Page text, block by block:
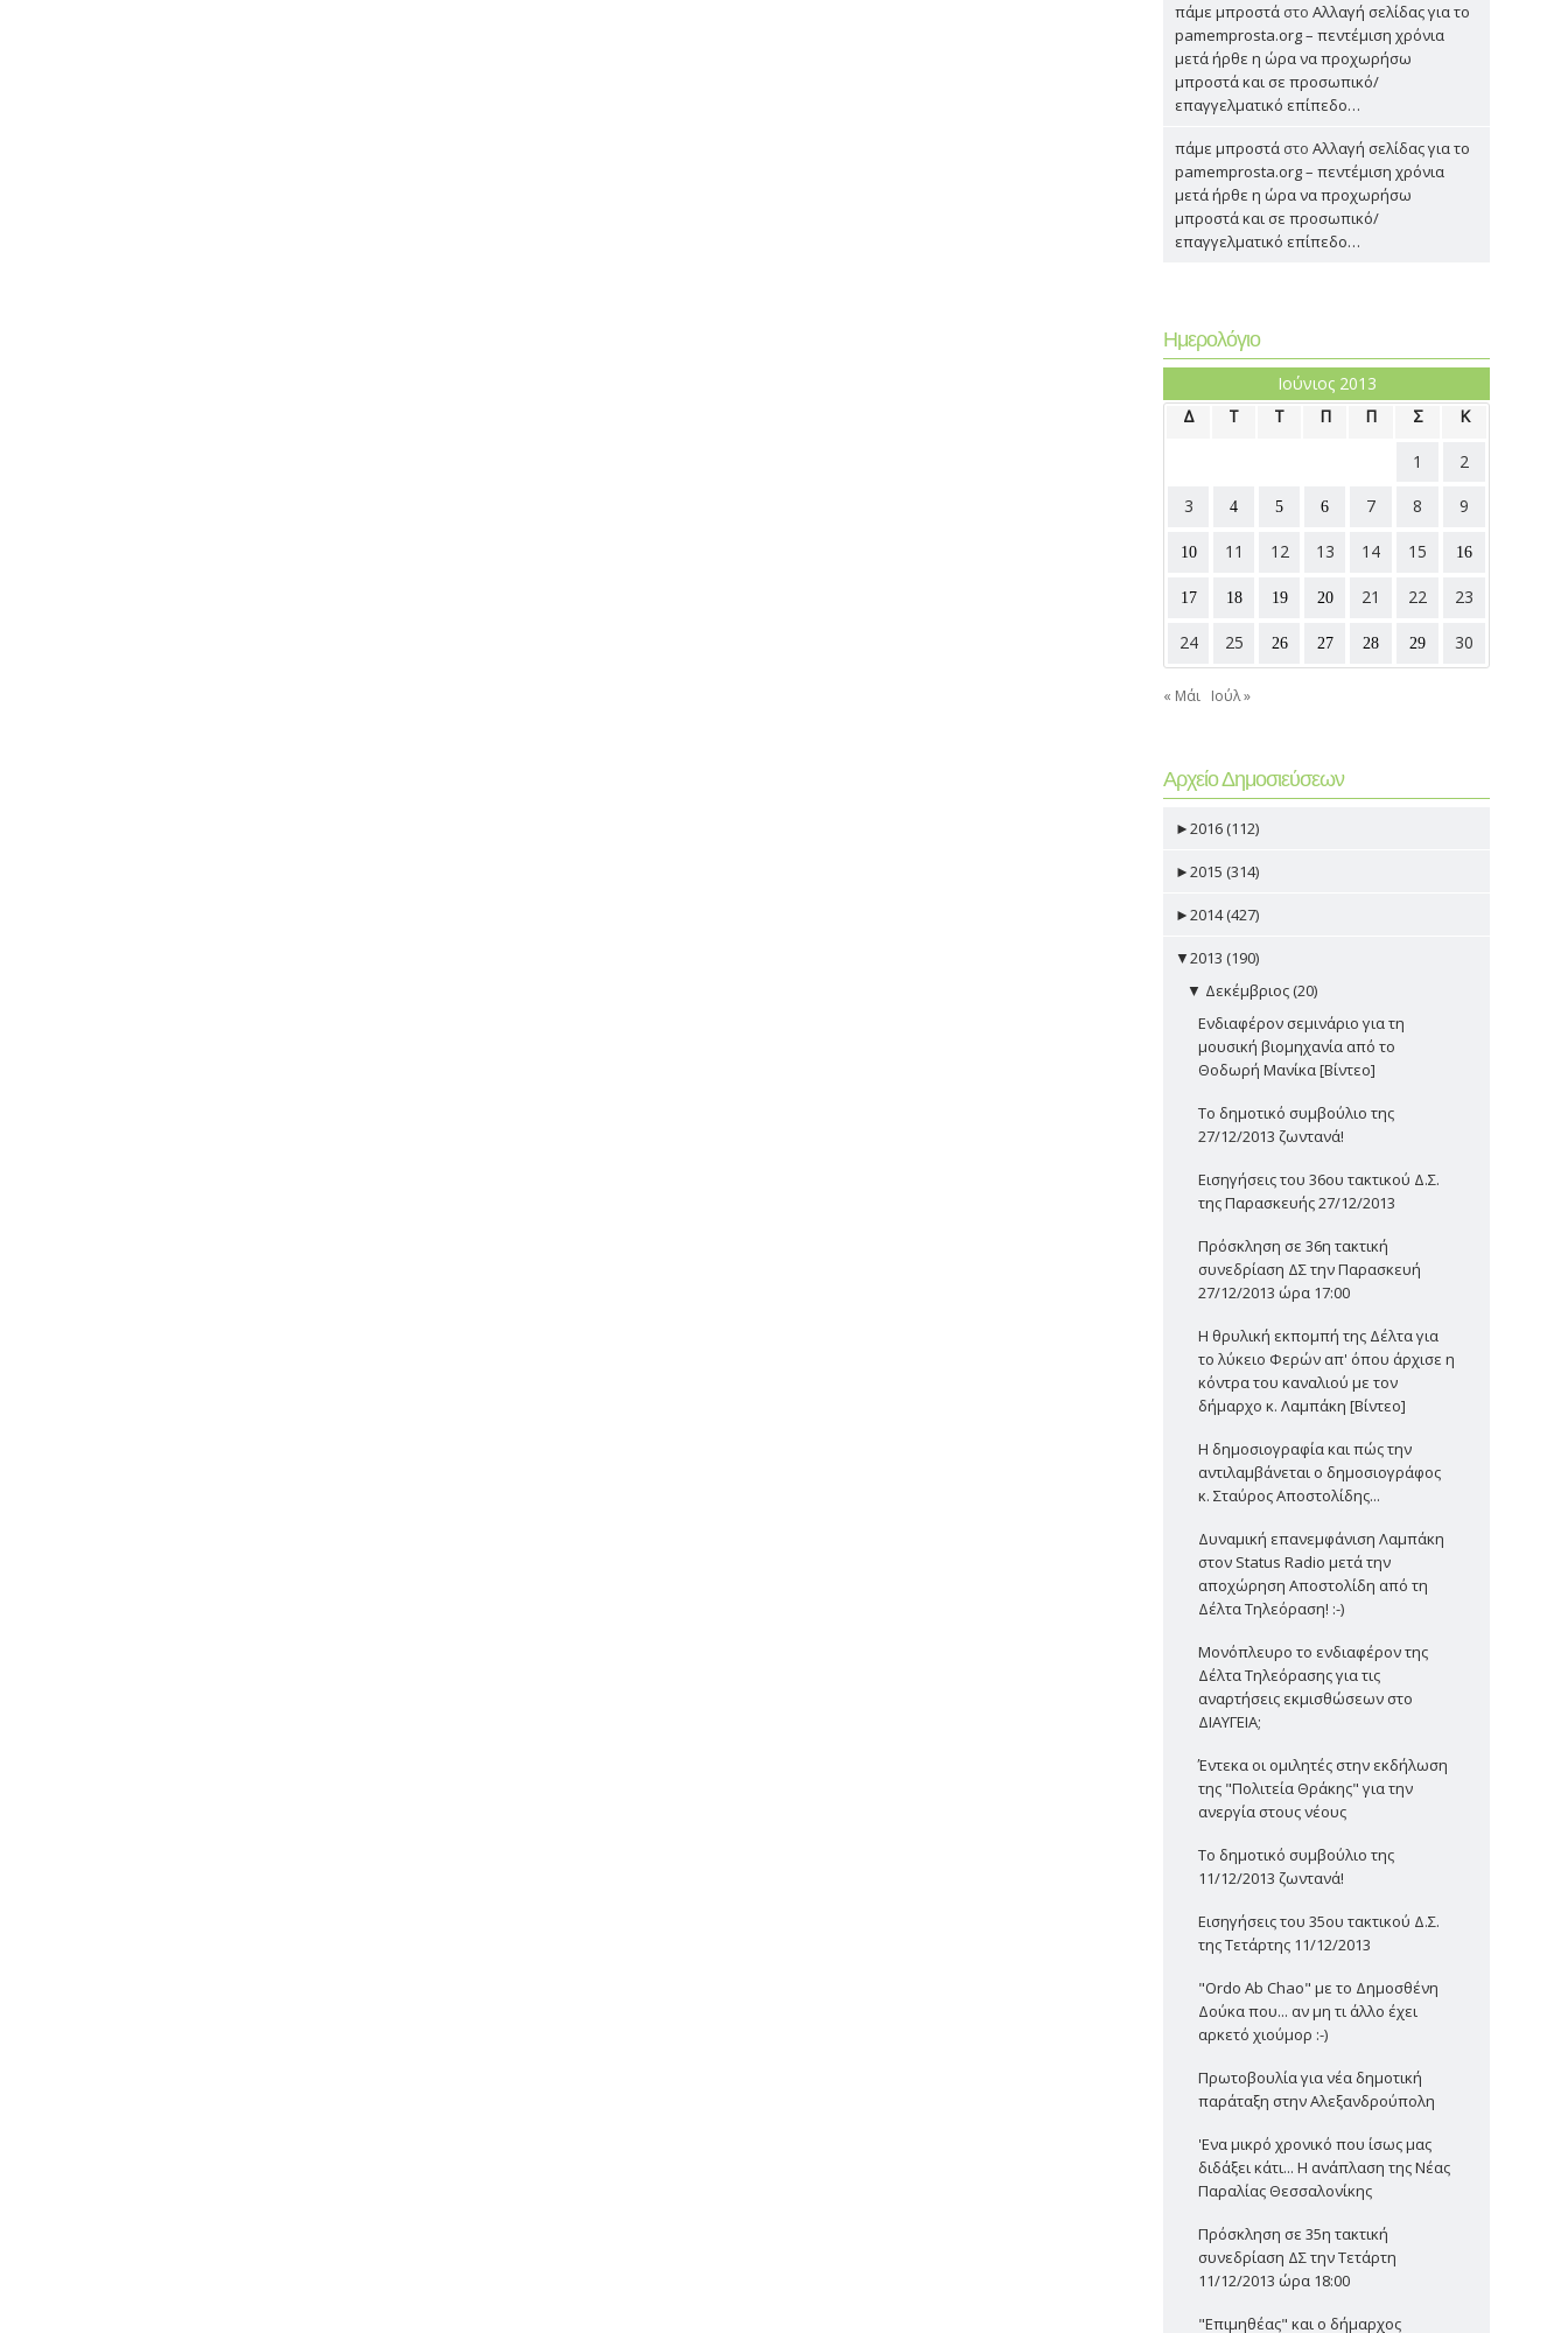
πάμε μπροστά στο Αλλαγή σελίδας για το
pamemprosta.org – πεντέμιση χρόνια
μετά ήρθε η ώρα να προχωρήσω
μπροστά και σε προσωπικό/
επαγγελματικό επίπεδο…
πάμε μπροστά στο Αλλαγή σελίδας για το
pamemprosta.org – πεντέμιση χρόνια
μετά ήρθε η ώρα να προχωρήσω
μπροστά και σε προσωπικό/
επαγγελματικό επίπεδο…
Ημερολόγιο
Ιούνιος 2013
Δ
Τ Τ Π Π Σ Κ
1
2
3
4 5 6 7 8 9
10 11 12 13 14 15 16
17 18 19 20 21 22 23
24 25 26 27 28 29 30
« Μάι Ιούλ »
Αρχείο Δημοσιεύσεων
►2016 (112)
►2015 (314)
►2014 (427)
▼2013 (190)
▼ Δεκέμβριος (20)
Ενδιαφέρον σεμινάριο για τη
μουσική βιομηχανία από το
Θοδωρή Μανίκα [Βίντεο]
Το δημοτικό συμβούλιο της
27/12/2013 ζωντανά!
Εισηγήσεις του 36ου τακτικού Δ.Σ.
της Παρασκευής 27/12/2013
Πρόσκληση σε 36η τακτική
συνεδρίαση ΔΣ την Παρασκευή
27/12/2013 ώρα 17:00
Η θρυλική εκπομπή της Δέλτα για
το λύκειο Φερών απ' όπου άρχισε η
κόντρα του καναλιού με τον
δήμαρχο κ. Λαμπάκη [Βίντεο]
Η δημοσιογραφία και πώς την
αντιλαμβάνεται ο δημοσιογράφος
κ. Σταύρος Αποστολίδης...
Δυναμική επανεμφάνιση Λαμπάκη
στον Status Radio μετά την
αποχώρηση Αποστολίδη από τη
Δέλτα Τηλεόραση! :-)
Μονόπλευρο το ενδιαφέρον της
Δέλτα Τηλεόρασης για τις
αναρτήσεις εκμισθώσεων στο
ΔΙΑΥΓΕΙΑ;
Έντεκα οι ομιλητές στην εκδήλωση
της "Πολιτεία Θράκης" για την
ανεργία στους νέους
Το δημοτικό συμβούλιο της
11/12/2013 ζωντανά!
Εισηγήσεις του 35ου τακτικού Δ.Σ.
της Τετάρτης 11/12/2013
"Ordo Ab Chao" με το Δημοσθένη
Δούκα που... αν μη τι άλλο έχει
αρκετό χιούμορ :-)
Πρωτοβουλία για νέα δημοτική
παράταξη στην Αλεξανδρούπολη
'Ενα μικρό χρονικό που ίσως μας
διδάξει κάτι... Η ανάπλαση της Νέας
Παραλίας Θεσσαλονίκης
Πρόσκληση σε 35η τακτική
συνεδρίαση ΔΣ την Τετάρτη
11/12/2013 ώρα 18:00
"Επιμηθέας" και ο δήμαρχος